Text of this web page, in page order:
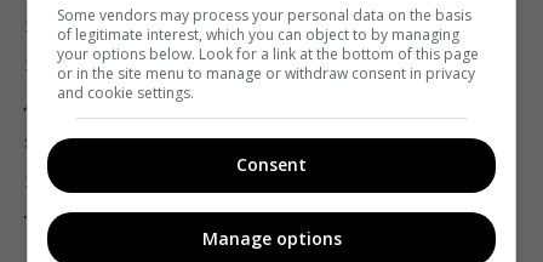
відмовилися батьки, а незабаром через фізичні вади
все життя героїні стало руйнуватися на очах.
Дівчину рятувала лише одна мрія – знайти маму. «Чи
зустрінеться сьогодні Катруся з родичами і хто
прийде до неї в студію?» – загадково запитує анонс
телеканалу.
Some vendors may process your personal data on the basis
of legitimate interest, which you can object to by managing
your options below. Look for a link at the bottom of this page
or in the site menu to manage or withdraw consent in privacy
and cookie settings.
Consent
Manage options